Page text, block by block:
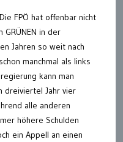
FPÖ hat offenbar nicht
in der
Jahren so weit nach
manchmal als links
kann man
dreiviertel Jahr vier
alle anderen
höhere Schulden
ein Appell an einen